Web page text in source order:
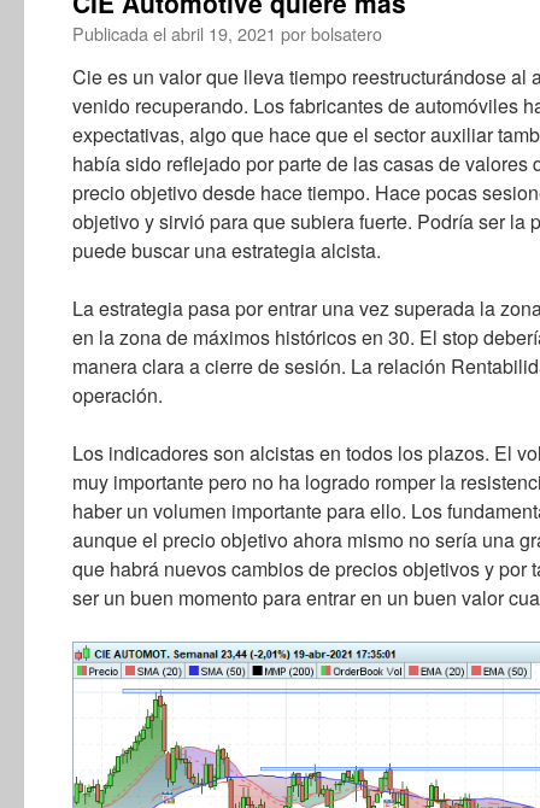
Publicada el abril 19, 2021 porbolsatero
Cie es un valor que lleva tiempo reestructurándose al
venido recuperando. Los fabricantes de automóviles
expectativas, algo que hace que el sector auxiliar
había sido reflejado por parte de las casas de
precio objetivo desde hace tiempo. Hace pocas
objetivo y sirvió para que subiera fuerte. Podría ser la
puede buscar una estrategia alcista.
La estrategia pasa por entrar una vez superada la
en la zona de máximos históricos en 30. El stop
manera clara a cierre de sesión. La relación
operación.
Los indicadores son alcistas en todos los plazos. El
muy importante pero no ha logrado romper la
haber un volumen importante para ello. Los
aunque el precio objetivo ahora mismo no sería una
que habrá nuevos cambios de precios objetivos y por
ser un buen momento para entrar en un buen valor